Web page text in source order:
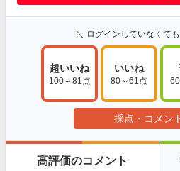
＼ ログインしていなくて
超いいね
100～81点
いいね
80～61点
採点・コメン
高評価のコメント